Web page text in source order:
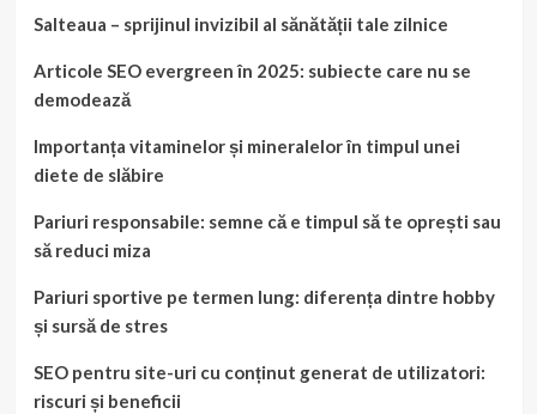
Salteaua – sprijinul invizibil al sănătății tale zilnice
Articole SEO evergreen în 2025: subiecte care nu se
demodează
Importanța vitaminelor și mineralelor în timpul unei
diete de slăbire
Pariuri responsabile: semne că e timpul să te oprești sau
să reduci miza
Pariuri sportive pe termen lung: diferența dintre hobby
și sursă de stres
SEO pentru site-uri cu conținut generat de utilizatori:
riscuri și beneficii